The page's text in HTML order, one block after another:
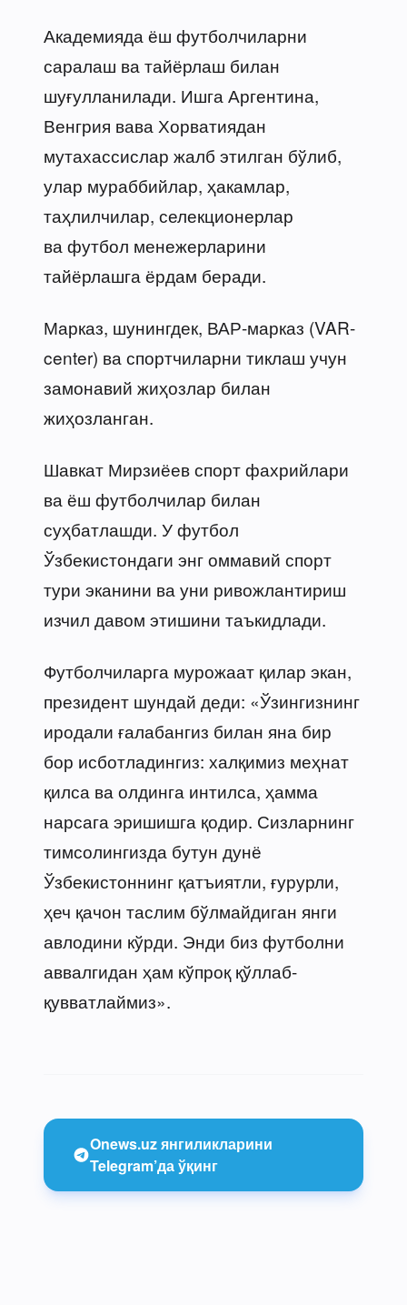
Академияда ёш футболчиларни
саралаш ва тайёрлаш билан
шуғулланилади. Ишга Аргентина,
Венгрия вава Хорватиядан
мутахассислар жалб этилган бўлиб,
улар мураббийлар, ҳакамлар,
таҳлилчилар, селекционерлар
ва футбол менежерларини
тайёрлашга ёрдам беради.
Марказ, шунингдек, ВАР-марказ (VAR-
center) ва спортчиларни тиклаш учун
замонавий жиҳозлар билан
жиҳозланган.
Шавкат Мирзиёев спорт фахрийлари
ва ёш футболчилар билан
суҳбатлашди. У футбол
Ўзбекистондаги энг оммавий спорт
тури эканини ва уни ривожлантириш
изчил давом этишини таъкидлади.
Футболчиларга мурожаат қилар экан,
президент шундай деди: «Ўзингизнинг
иродали ғалабангиз билан яна бир
бор исботладингиз: халқимиз меҳнат
қилса ва олдинга интилса, ҳамма
нарсага эришишга қодир. Сизларнинг
тимсолингизда бутун дунё
Ўзбекистоннинг қатъиятли, ғурурли,
ҳеч қачон таслим бўлмайдиган янги
авлодини кўрди. Энди биз футболни
аввалгидан ҳам кўпроқ қўллаб-
қувватлаймиз».
Onews.uz янгиликларини
Telegram’да ўқинг